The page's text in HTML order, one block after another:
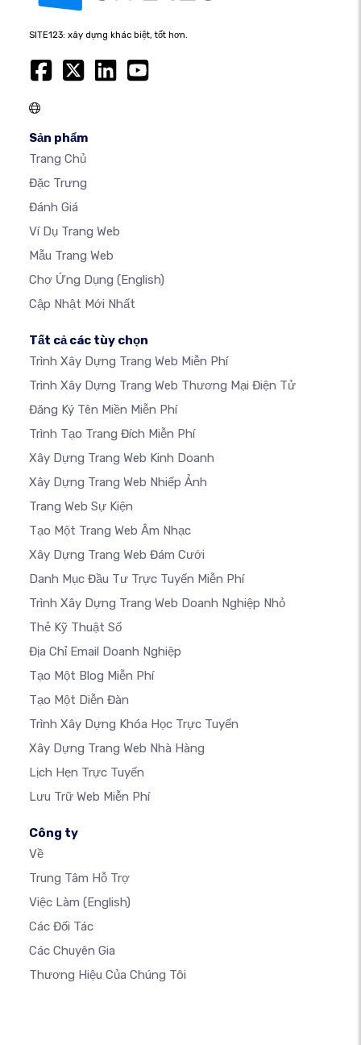
SITE123: xây dựng khác biệt, tốt hơn.
Sản phẩm
Trang Chủ
Đặc Trưng
Đánh Giá
Ví Dụ Trang Web
Mẫu Trang Web
Chợ Ứng Dụng (English)
Cập Nhật Mới Nhất
Tất cả các tùy chọn
Trình Xây Dựng Trang Web Miễn Phí
Trình Xây Dựng Trang Web Thương Mại Điện Tử
Đăng Ký Tên Miền Miễn Phí
Trình Tạo Trang Đích Miễn Phí
Xây Dựng Trang Web Kinh Doanh
Xây Dựng Trang Web Nhiếp Ảnh
Trang Web Sự Kiện
Tạo Một Trang Web Âm Nhạc
Xây Dựng Trang Web Đám Cưới
Danh Mục Đầu Tư Trực Tuyến Miễn Phí
Trình Xây Dựng Trang Web Doanh Nghiệp Nhỏ
Thẻ Kỹ Thuật Số
Địa Chỉ Email Doanh Nghiệp
Tạo Một Blog Miễn Phí
Tạo Một Diễn Đàn
Trình Xây Dựng Khóa Học Trực Tuyến
Xây Dựng Trang Web Nhà Hàng
Lịch Hẹn Trực Tuyến
Lưu Trữ Web Miễn Phí
Công ty
Về
Trung Tâm Hỗ Trợ
Việc Làm (English)
Các Đối Tác
Các Chuyên Gia
Thương Hiệu Của Chúng Tôi